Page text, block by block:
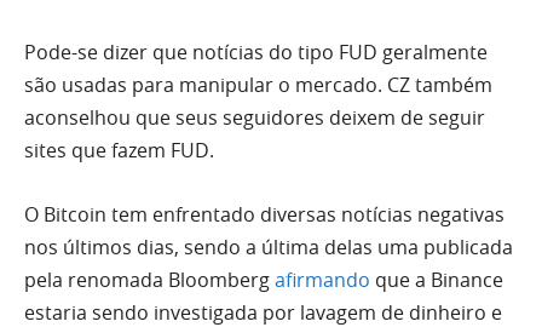
Pode-se dizer que notícias do tipo FUD geralmente
são usadas para manipular o mercado. CZ também
aconselhou que seus seguidores deixem de seguir
sites que fazem FUD.
O Bitcoin tem enfrentado diversas notícias negativas
nos últimos dias, sendo a última delas uma publicada
pela renomada Bloombergafirmando que a Binance
estaria sendo investigada por lavagem de dinheiro e